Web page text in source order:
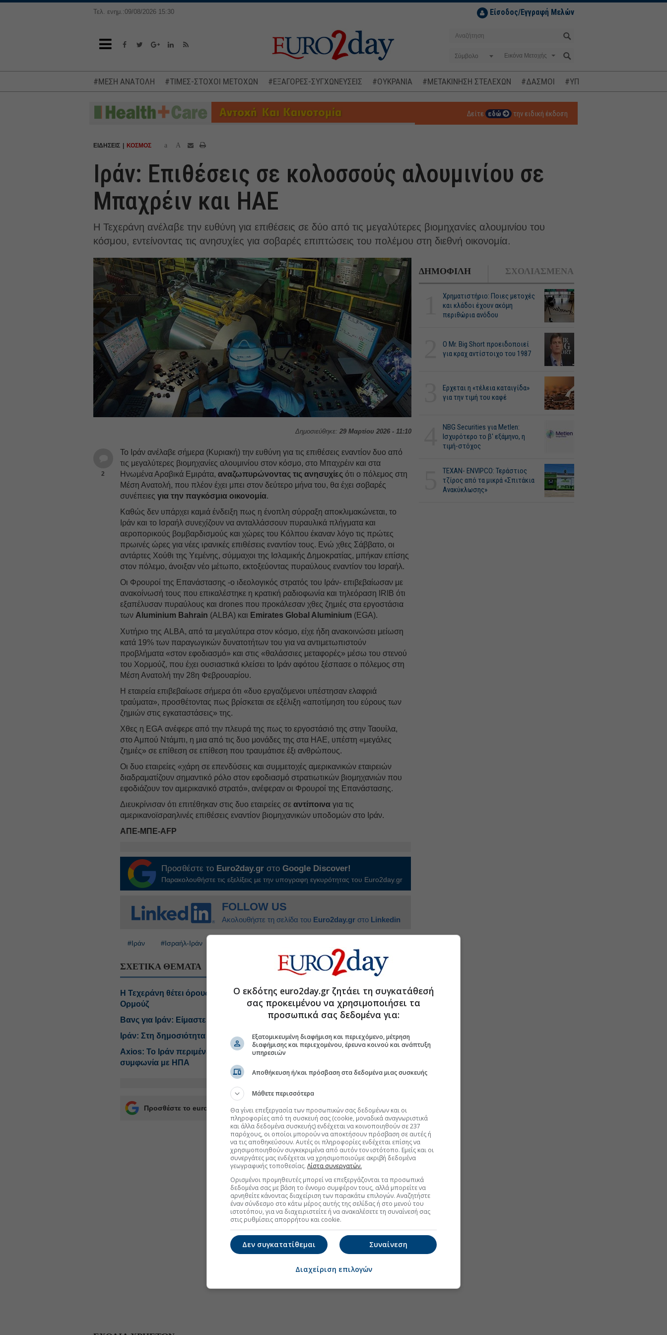
Τελ. ενημ.:09/08/2026 15:30 Είσοδος/Εγγραφή Μελών
Σύμβολο
#ΜΕΣΗ ΑΝΑΤΟΛΗ #ΤΙΜΕΣ-ΣΤΟΧΟΙ ΜΕΤΟΧΩΝ #ΕΞΑΓΟΡΕΣ-ΣΥΓΧΩΝΕΥΣΕΙΣ #ΟΥΚΡΑΝΙΑ #ΜΕΤΑΚΙΝΗΣΗ ΣΤΕΛΕΧΩΝ #ΔΑΣΜΟΙ #ΥΠΟΚΛΟΠΕΣ
Δείτε εδώ την ειδική έκδοση
ΕΙΔΗΣΕΙΣ ΚΟΣΜΟΣ a A
Ιράν: Επιθέσεις σε κολοσσούς αλουμινίου σε
Μπαχρέιν και ΗΑΕ
Η Τεχεράνη ανέλαβε την ευθύνη για επιθέσεις σε δύο από τις μεγαλύτερες βιομηχανίες αλουμινίου του
κόσμου, εντείνοντας τις ανησυχίες για σοβαρές επιπτώσεις του πολέμου στη διεθνή οικονομία.
Δημοσιεύθηκε: 29 Μαρτίου 2026 - 11:10
2
Το Ιράν ανέλαβε σήμερα (Κυριακή) την ευθύνη για τις επιθέσεις εναντίον δυο από
τις μεγαλύτερες βιομηχανίες αλουμινίου στον κόσμο, στο Μπαχρέιν και στα
Ηνωμένα Αραβικά Εμιράτα,αναζωπυρώνοντας τις ανησυχίες ότι ο πόλεμος στη
Μέση Ανατολή, που πλέον έχει μπει στον δεύτερο μήνα του, θα έχει σοβαρές
συνέπειεςγια την παγκόσμια οικονομία.
Καθώς δεν υπάρχει καμιά ένδειξη πως η ένοπλη σύρραξη αποκλιμακώνεται, το
Ιράν και το Ισραήλ συνεχίζουν να ανταλλάσσουν πυραυλικά πλήγματα και
αεροπορικούς βομβαρδισμούς και χώρες του Κόλπου έκαναν λόγο τις πρώτες
πρωινές ώρες για νέες ιρανικές επιθέσεις εναντίον τους. Ενώ χθες Σάββατο, οι
αντάρτες Χούθι της Υεμένης, σύμμαχοι της Ισλαμικής Δημοκρατίας, μπήκαν επίσης
στον πόλεμο, άνοιξαν νέο μέτωπο, εκτοξεύοντας πυραύλους εναντίον του Ισραήλ.
Οι Φρουροί της Επανάστασης -ο ιδεολογικός στρατός του Ιράν- επιβεβαίωσαν με
ανακοίνωσή τους που επικαλέστηκε η κρατική ραδιοφωνία και τηλεόραση IRIB ότι
εξαπέλυσαν πυραύλους και drones που προκάλεσαν χθες ζημιές στα εργοστάσια
των Aluminium Bahrain (ALBA) και Emirates Global Aluminium (EGA).
Χυτήριο της ALBA, από τα μεγαλύτερα στον κόσμο, είχε ήδη ανακοινώσει μείωση
κατά 19% των παραγωγικών δυνατοτήτων του για να αντιμετωπιστούν
προβλήματα «στον εφοδιασμό» και στις «θαλάσσιες μεταφορές» μέσω του στενού
του Χορμούζ, που έχει ουσιαστικά κλείσει το Ιράν αφότου ξέσπασε ο πόλεμος στη
Μέση Ανατολή την 28η Φεβρουαρίου.
Η εταιρεία επιβεβαίωσε σήμερα ότι «δυο εργαζόμενοι υπέστησαν ελαφριά
τραύματα», προσθέτοντας πως βρίσκεται σε εξέλιξη «αποτίμηση του εύρους των
ζημιών στις εγκαταστάσεις» της.
Χθες η EGA ανέφερε από την πλευρά της πως το εργοστάσιό της στην Ταουίλα,
στο Αμπού Ντάμπι, η μια από τις δυο μονάδες της στα ΗΑΕ, υπέστη «μεγάλες
ζημιές» σε επίθεση σε επίθεση που τραυμάτισε έξι ανθρώπους.
Οι δυο εταιρείες «χάρη σε επενδύσεις και συμμετοχές αμερικανικών εταιρειών
διαδραματίζουν σημαντικό ρόλο στον εφοδιασμό στρατιωτικών βιομηχανιών που
εφοδιάζουν τον αμερικανικό στρατό», ανέφεραν οι Φρουροί της Επανάστασης.
Διευκρίνισαν ότι επιτέθηκαν στις δυο εταιρείες σεαντίποινα για τις
αμερικανοϊσραηλινές επιθέσεις εναντίον βιομηχανικών υποδομών στο Ιράν.
ΑΠΕ-ΜΠΕ-AFP
Προσθέστε το Euro2day.gr στοGoogle Discover!
Παρακολουθήστε τις εξελίξεις με την υπογραφη εγκυρότητας του Euro2day.gr
FOLLOW US
Ακολουθήστε τη σελίδα του Euro2day.gr στο Linkedin
#Ιράν #Ισραήλ-Ιράν
ΣΧΕΤΙΚΑ ΘΕΜΑΤΑ
Η Τεχεράνη θέτει όρους για οποιοδήποτε εκ νέου άνοιγμα των Στενών του
Ορμούζ
Βανς για Ιράν: Είμαστε στη μέση του παιχνιδιού
Ιράν: Στη δημοσιότητα βίντεο του «αόρατου» Μοτζταμπά Χαμενεΐ
Axios: Το Ιράν περιμένει έγκριση του Συμβουλίου Ασφαλείας για τη
συμφωνία με ΗΠΑ
Προσθέστε το euro2day.gr στο Discover
ΔΗΜΟΦΙΛΗ ΣΧΟΛΙΑΣΜΕΝΑ
Χρηματιστήριο: Ποιες μετοχές
και κλάδοι έχουν ακόμη
περιθώρια ανόδου
O Mr. Big Short προειδοποιεί
για κραχ αντίστοιχο του 1987
Ερχεται η «τέλεια καταιγίδα»
για την τιμή του καφέ
NBG Securities για Metlen:
Ισχυρότερο το β' εξάμηνο, η
τιμή-στόχος
ΤΕΧΑΝ- ENVIPCO: Τεράστιος
τζίρος από τα μικρά «Σπιτάκια
Ανακύκλωσης»
Ο εκδότης euro2day.gr ζητάει τη συγκατάθεσή
σας προκειμένου να χρησιμοποιήσει τα
προσωπικά σας δεδομένα για:
Εξατομικευμένη διαφήμιση και περιεχόμενο, μέτρηση
διαφήμισης και περιεχομένου, έρευνα κοινού και ανάπτυξη
υπηρεσιών
Αποθήκευση ή/και πρόσβαση στα δεδομένα μιας συσκευής
Μάθετε περισσότερα
Θα γίνει επεξεργασία των προσωπικών σας δεδομένων και οι
πληροφορίες από τη συσκευή σας (cookie, μοναδικά αναγνωριστικά
και άλλα δεδομένα συσκευής) ενδέχεται να κοινοποιηθούν σε 237
παρόχους, οι οποίοι μπορούν να αποκτήσουν πρόσβαση σε αυτές ή
να τις αποθηκεύσουν. Αυτές οι πληροφορίες ενδέχεται επίσης να
χρησιμοποιηθούν συγκεκριμένα από αυτόν τον ιστότοπο. Εμείς και οι
συνεργάτες μας ενδέχεται να χρησιμοποιούμε ακριβή δεδομένα
γεωγραφικής τοποθεσίας. Λίστα συνεργατών.
Ορισμένοι προμηθευτές μπορεί να επεξεργάζονται τα προσωπικά
δεδομένα σας με βάση το έννομο συμφέρον τους, αλλά μπορείτε να
αρνηθείτε κάνοντας διαχείριση των παρακάτω επιλογών. Αναζητήστε
έναν σύνδεσμο στο κάτω μέρος αυτής της σελίδας ή στο μενού του
ιστοτόπου, για να διαχειριστείτε ή να ανακαλέσετε τη συναίνεσή σας
στις ρυθμίσεις απορρήτου και cookie.
Συναίνεση
Δεν συγκατατίθεμαι
Διαχείριση επιλογών